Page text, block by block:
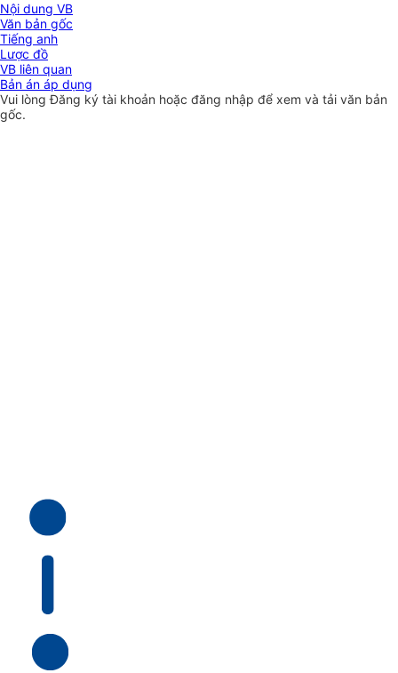
Nội dung VB
Văn bản gốc
Tiếng anh
Lược đồ
VB liên quan
Bản án áp dụng
Vui lòngĐăng ký tài khoản hoặc đăng nhập để xem và tải văn bản
gốc.